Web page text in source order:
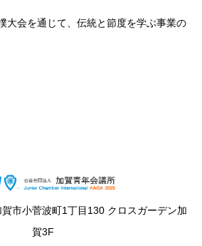
会を通じて、伝統と節度を学ぶ事業の
市小菅波町1丁目130 クロスガーデン加
賀3F